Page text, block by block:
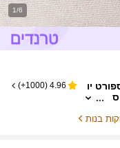
1/6
יו
ס
4.96
(
1000+
)
בנות